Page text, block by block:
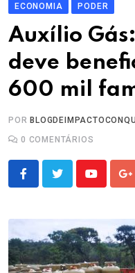
ECONOMIA PODER
Auxílio
deve
600 mil
POR
0 COMENTÁRIOS
Youtube